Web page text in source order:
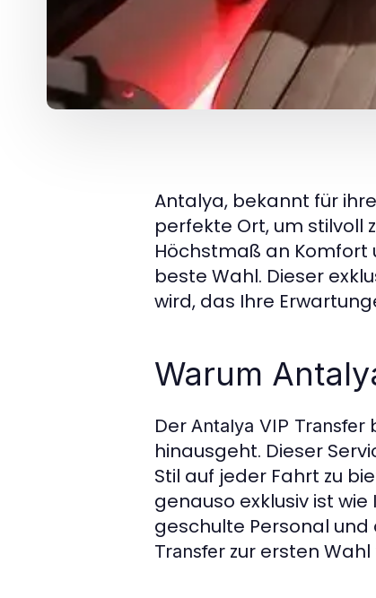
Antalya, bekannt für
perfekte Ort, um stilvoll
Höchstmaß an Komfort
beste Wahl. Dieser
wird, das Ihre
Warum
Der Antalya VIP Transfer
hinausgeht. Dieser
Stil auf jeder Fahrt zu
genauso exklusiv ist
geschulte Personal
Transfer zur ersten